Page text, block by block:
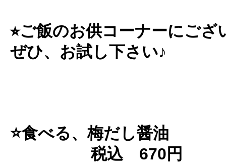
⭐︎ご飯のお供コーナーにござ
ぜひ、お試し下さい♪
⭐️食べる、梅だし醤油
税込 670円